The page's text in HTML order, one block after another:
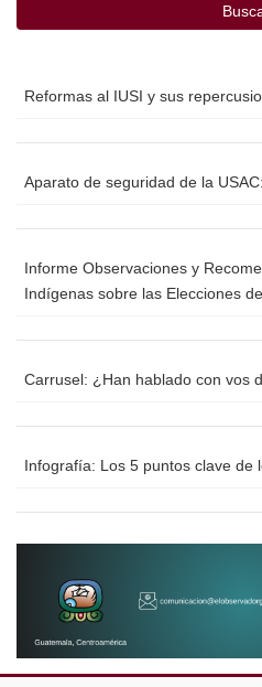
Reformas al IUSI y sus
Aparato de seguridad de la
Informe Observaciones y
Indígenas sobre las Elecciones
Carrusel: ¿Han hablado con vos
Infografía: Los 5 puntos clave de